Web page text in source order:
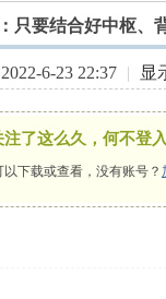
›
只要结合好中枢、
6-23 22:37 | 显
了这么久，何不登
以下载或查看，没有账号？